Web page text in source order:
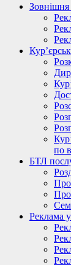
Зовнішня
по
БТЛ
Реклама